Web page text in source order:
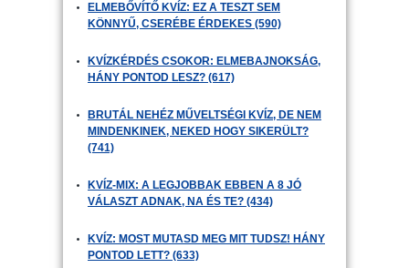
ELMEBŐVÍTŐ KVÍZ: EZ A TESZT SEM
KÖNNYŰ, CSERÉBE ÉRDEKES (590)
KVÍZKÉRDÉS CSOKOR: ELMEBAJNOKSÁG,
HÁNY PONTOD LESZ? (617)
BRUTÁL NEHÉZ MŰVELTSÉGI KVÍZ, DE NEM
MINDENKINEK, NEKED HOGY SIKERÜLT?
(741)
KVÍZ-MIX: A LEGJOBBAK EBBEN A 8 JÓ
VÁLASZT ADNAK, NA ÉS TE? (434)
KVÍZ: MOST MUTASD MEG MIT TUDSZ! HÁNY
PONTOD LETT? (633)